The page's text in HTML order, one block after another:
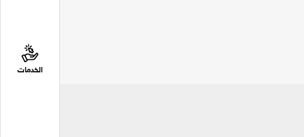
الخدمات